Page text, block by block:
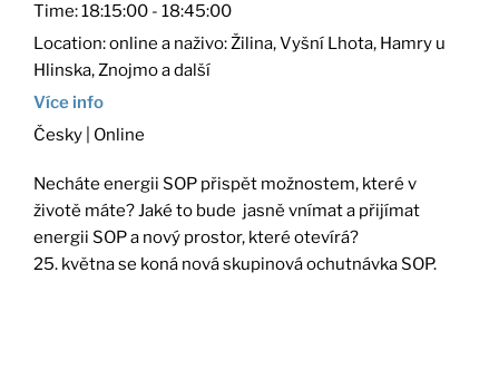
Time:18:15:00 - 18:45:00
Location:online a naživo: Žilina, Vyšní Lhota, Hamry u
Hlinska, Znojmo a další
Více info
Česky | Online
Necháte energii SOP přispět možnostem, které v
životě máte? Jaké to bude jasně vnímat a přijímat
energii SOP a nový prostor, které otevírá?
25. května se koná nová skupinová ochutnávka SOP.